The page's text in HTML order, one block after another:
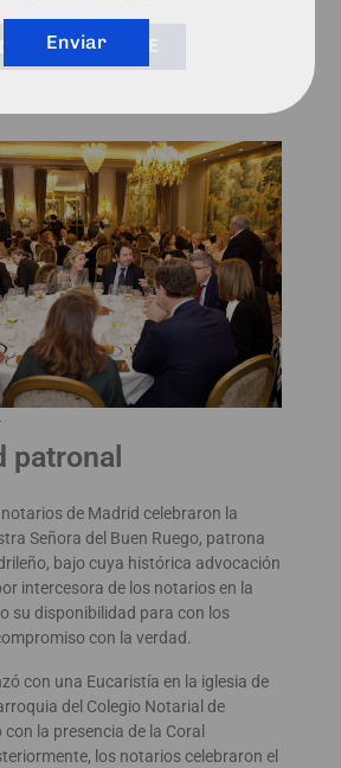
VER EN YOUTUBE
patronal
de Madrid celebraron la
Señora del Buen Ruego, patrona
bajo cuya histórica advocación
intercesora de los notarios en la
su disponibilidad para con los
con la verdad.
con una Eucaristía en la iglesia de
del Colegio Notarial de
la presencia de la Coral
los notarios celebraron el
Enviar